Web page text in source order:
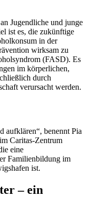
Jugendliche und junge
ist es, die zukünftige
in der
wirksam zu
(FASD). Es
im körperlichen,
durch
verursacht werden.
aufklären“, benennt Pia
Caritas-Zentrum
eine
Familienbildung im
ist.
– ein